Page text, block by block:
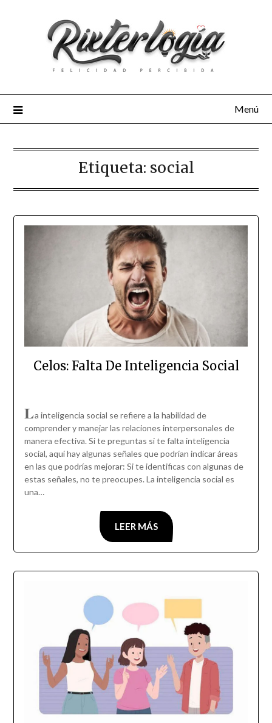
Menú
Etiqueta: social
Celos: Falta De Inteligencia Social
La inteligencia social se refiere a la habilidad de
comprender y manejar las relaciones interpersonales de
manera efectiva. Si te preguntas si te falta inteligencia
social, aquí hay algunas señales que podrían indicar áreas
en las que podrías mejorar: Si te identificas con algunas de
estas señales, no te preocupes. La inteligencia social es
una…
LEER MÁS